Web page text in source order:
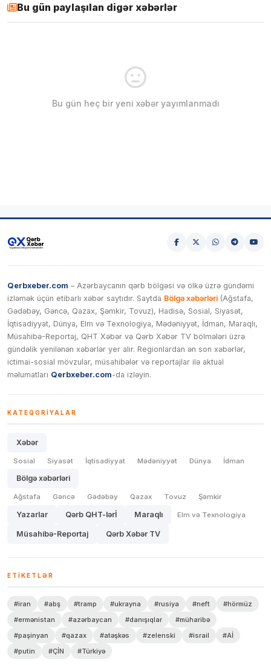
Bu gün paylaşılan digər xəbərlər
Bu gün heç bir yeni xəbər yayımlanmadı
Qerbxeber.com – Azərbaycanın qərb bölgəsi və ölkə üzrə gündəmi
izləmək üçün etibarlı xəbər saytıdır. Saytda Bölgə xəbərləri (Ağstafa,
Gədəbəy, Gəncə, Qazax, Şəmkir, Tovuz), Hadisə, Sosial, Siyasət,
İqtisadiyyat, Dünya, Elm və Texnologiya, Mədəniyyət, İdman, Maraqlı,
Müsahibə-Reportaj, QHT Xəbər və Qərb Xəbər TV bölmələri üzrə
gündəlik yenilənən xəbərlər yer alır. Regionlardan ən son xəbərlər,
ictimai-sosial mövzular, müsahibələr və reportajlar ilə aktual
məlumatları Qerbxeber.com-da izləyin.
KATEQORIYALAR
Xəbər
Sosial Siyasət İqtisadiyyat Mədəniyyət Dünya İdman
Bölgə xəbərləri
Ağstafa Gəncə Gədəbəy Qazax Tovuz Şəmkir
Yazarlar Qərb QHT-lərİ Maraqlı Elm və Texnologiya
Müsahibə-Reportaj Qərb Xəbər TV
ETIKETLƏR
#iran #abş #tramp #ukrayna #rusiya #neft
#hörmüz
#ermənistan
#azərbaycan #danışıqlar
#müharibə
#paşinyan
#qazax #atəşkəs #zelenski #israil
#Aİ
#putin
#ÇİN #Türkiyə